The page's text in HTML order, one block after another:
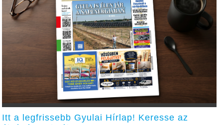
Itt a legfrissebb Gyulai Hírlap! Keresse az